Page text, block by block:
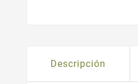
Descripción